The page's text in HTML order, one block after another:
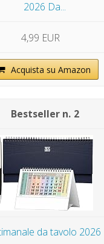
2026 Da...
4,99 EUR
Acquista su Amazon
2
da tavolo